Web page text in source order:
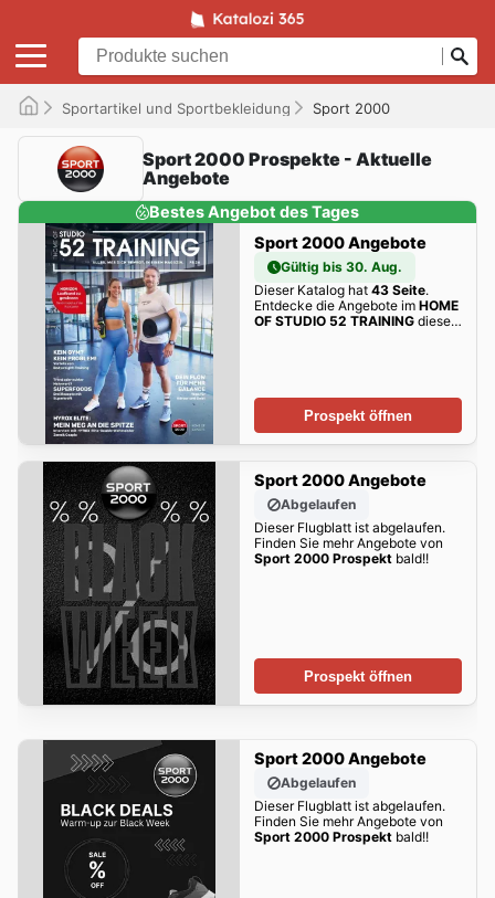
Sportartikel und Sportbekleidung Sport 2000
Sport 2000 Prospekte - Aktuelle
Angebote
Bestes Angebot des Tages
Sport 2000 Angebote
Gültig bis 30. Aug.
Dieser Katalog hat 43 Seite.
Entdecke die Angebote im HOME
OF STUDIO 52 TRAININGdieser
Prospekt öffnen
Sport 2000 Angebote
Abgelaufen
Dieser Flugblatt ist abgelaufen.
Finden Sie mehr Angebote von
Sport 2000 Prospektbald!!
Prospekt öffnen
Sport 2000 Angebote
Abgelaufen
Dieser Flugblatt ist abgelaufen.
Finden Sie mehr Angebote von
Sport 2000 Prospektbald!!